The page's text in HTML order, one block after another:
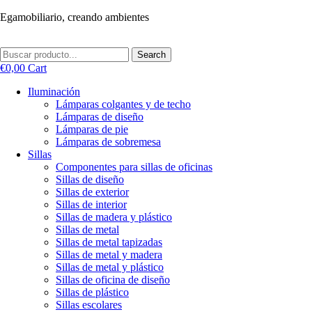
Ir
Egamobiliario, creando ambientes
Search
€0,00 Cart
Iluminación
Lámparas colgantes y de techo
Lámparas de diseño
Lámparas de pie
Lámparas de sobremesa
Sillas
Componentes para sillas de oficinas
Sillas de diseño
Sillas de exterior
Sillas de interior
Sillas de madera y plástico
Sillas de metal
Sillas de metal tapizadas
Sillas de metal y madera
Sillas de metal y plástico
Sillas de oficina de diseño
Sillas de plástico
Sillas escolares